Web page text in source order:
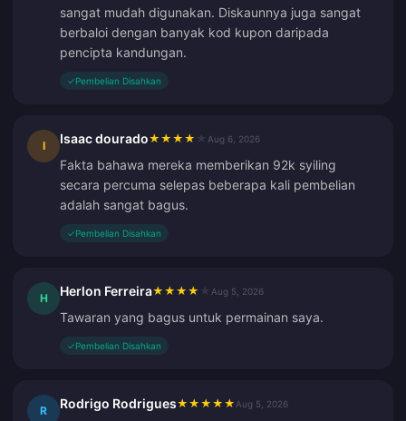
sangat mudah digunakan. Diskaunnya juga sangat
berbaloi dengan banyak kod kupon daripada
pencipta kandungan.
✓Pembelian Disahkan
I Isaac dourado★ ★ ★ ★ Aug 6, 2026
Fakta bahawa mereka memberikan 92k syiling
secara percuma selepas beberapa kali pembelian
adalah sangat bagus.
✓Pembelian Disahkan
H Herlon Ferreira★ ★ ★ ★ Aug 5, 2026
Tawaran yang bagus untuk permainan saya.
✓Pembelian Disahkan
R Rodrigo Rodrigues★ ★ ★ ★ ★ Aug 5, 2026